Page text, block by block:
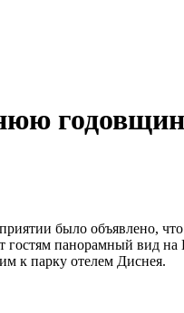
было объявлено,
гостям панорамный вид
к парку отелем Диснея.